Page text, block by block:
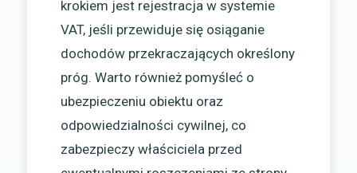
krokiem jest rejestracja w systemie
VAT, jeśli przewiduje się osiąganie
dochodów przekraczających określony
próg. Warto również pomyśleć o
ubezpieczeniu obiektu oraz
odpowiedzialności cywilnej, co
zabezpieczy właściciela przed